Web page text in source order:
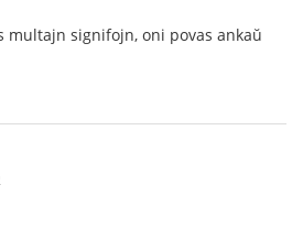
multajn signifojn, oni povas ankaŭ